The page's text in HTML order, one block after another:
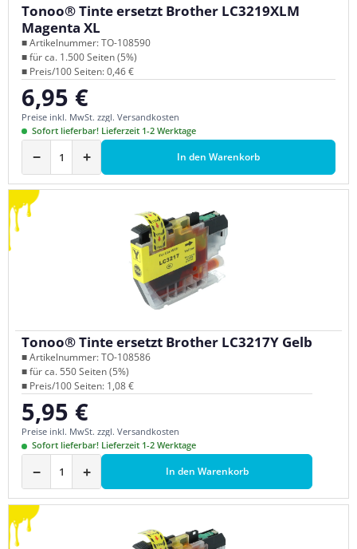
Tonoo® Tinte ersetzt Brother LC3219XLM
Magenta XL
■ Artikelnummer: TO-108590
■ für ca. 1.500 Seiten (5%)
■ Preis/100 Seiten: 0,46 €
Regulärer Preis:
6,95 €
Preise inkl. MwSt. zzgl. Versandkosten
Sofort lieferbar! Lieferzeit 1-2 Werktage
− + In den Warenkorb
Tonoo® Tinte ersetzt Brother LC3217Y Gelb
■ Artikelnummer: TO-108586
■ für ca. 550 Seiten (5%)
■ Preis/100 Seiten: 1,08 €
Regulärer Preis:
5,95 €
Preise inkl. MwSt. zzgl. Versandkosten
Sofort lieferbar! Lieferzeit 1-2 Werktage
− + In den Warenkorb